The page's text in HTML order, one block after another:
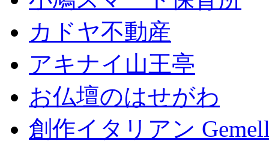
カドヤ不動産
アキナイ山王亭
お仏壇のはせがわ
創作イタリアン